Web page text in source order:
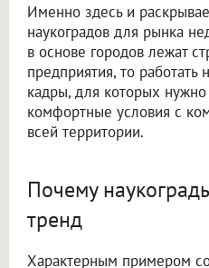
Именно здесь и
наукоградов для рынка
в основе городов лежат
предприятия, то
кадры, для которых
комфортные условия с
всей территории.
Почему
тренд
Характерным примером